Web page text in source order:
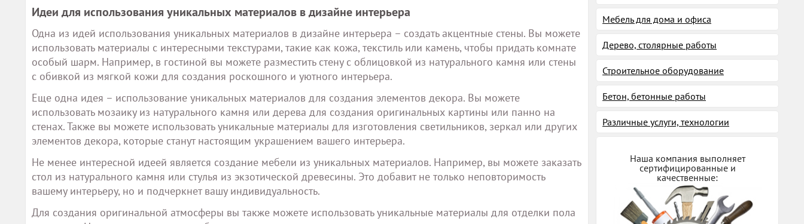
Идеи для использования уникальных материалов в дизайне интерьера
Одна из идей использования уникальных материалов в дизайне интерьера – создать акцентные стены. Вы можете
использовать материалы с интересными текстурами, такие как кожа, текстиль или камень, чтобы придать комнате
особый шарм. Например, в гостиной вы можете разместить стену с облицовкой из натурального камня или стены
с обивкой из мягкой кожи для создания роскошного и уютного интерьера.
Еще одна идея – использование уникальных материалов для создания элементов декора. Вы можете
использовать мозаику из натурального камня или дерева для создания оригинальных картины или панно на
стенах. Также вы можете использовать уникальные материалы для изготовления светильников, зеркал или других
элементов декора, которые станут настоящим украшением вашего интерьера.
Не менее интересной идеей является создание мебели из уникальных материалов. Например, вы можете заказать
стол из натурального камня или стулья из экзотической древесины. Это добавит не только неповторимость
вашему интерьеру, но и подчеркнет вашу индивидуальность.
Для создания оригинальной атмосферы вы также можете использовать уникальные материалы для отделки пола
Мебель для дома и офиса
Дерево, столярные работы
Строительное оборудование
Бетон, бетонные работы
Различные услуги, технологии
Наша компания выполняет
сертифицированные и
качественные: